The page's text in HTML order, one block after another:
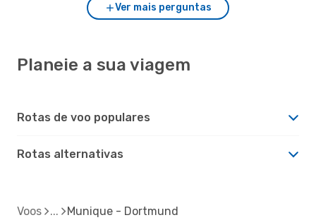
Ver mais perguntas
Planeie a sua viagem
Rotas de voo populares
Rotas alternativas
Voos Munique - Dortmund